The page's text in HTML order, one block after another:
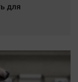
для